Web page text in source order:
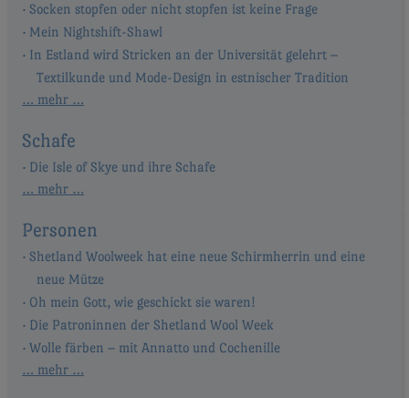
Socken stopfen oder nicht stopfen ist keine Frage
Mein Nightshift-Shawl
In Estland wird Stricken an der Universität gelehrt –
Textilkunde und Mode-Design in estnischer Tradition
… mehr …
Schafe
Die Isle of Skye und ihre Schafe
… mehr …
Personen
Shetland Woolweek hat eine neue Schirmherrin und eine
neue Mütze
Oh mein Gott, wie geschickt sie waren!
Die Patroninnen der Shetland Wool Week
Wolle färben – mit Annatto und Cochenille
… mehr …